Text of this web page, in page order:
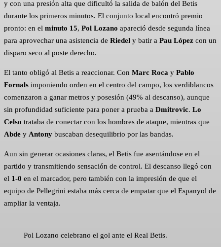
y con una presión alta que dificultó la salida de balón del Betis
durante los primeros minutos. El conjunto local encontró premio
pronto: en el minuto 15, Pol Lozano apareció desde segunda línea
para aprovechar una asistencia de Riedel y batir a Pau López con un
disparo seco al poste derecho.
El tanto obligó al Betis a reaccionar. Con Marc Roca y Pablo
Fornals imponiendo orden en el centro del campo, los verdiblancos
comenzaron a ganar metros y posesión (49% al descanso), aunque
sin profundidad suficiente para poner a prueba a Dmitrovic. Lo
Celso trataba de conectar con los hombres de ataque, mientras que
Abde y Antony buscaban desequilibrio por las bandas.
Aun sin generar ocasiones claras, el Betis fue asentándose en el
partido y transmitiendo sensación de control. El descanso llegó con
el 1-0 en el marcador, pero también con la impresión de que el
equipo de Pellegrini estaba más cerca de empatar que el Espanyol de
ampliar la ventaja.
Pol Lozano celebrano el gol ante el Real Betis.